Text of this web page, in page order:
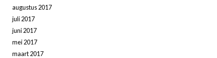
augustus 2017
juli 2017
juni 2017
mei 2017
maart 2017